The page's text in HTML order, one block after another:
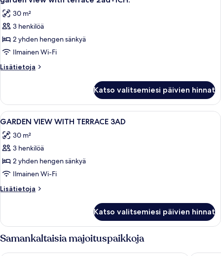
kaikki
huonetyypin
garden
view
with
terrace
2ad+1CH.
30 m²
3 henkilöä
2 yhden hengen sänkyä
Ilmainen Wi-Fi
Lisätietoja
Lisätietoja
with
terrace
2ad+1CH.
Katso valitsemiesi päivien hinnat
Avaa
kaikki
huonetyypin
GARDEN
VIEW
WITH
TERRACE
3AD
Tallelokero huoneessa, ilmaiset
5
GARDEN VIEW WITH TERRACE 3AD
30 m²
3 henkilöä
2 yhden hengen sänkyä
Ilmainen Wi-Fi
Lisätietoja
Lisätietoja
WITH
TERRACE
3AD
Katso valitsemiesi päivien hinnat
Samankaltaisia majoituspaikkoja